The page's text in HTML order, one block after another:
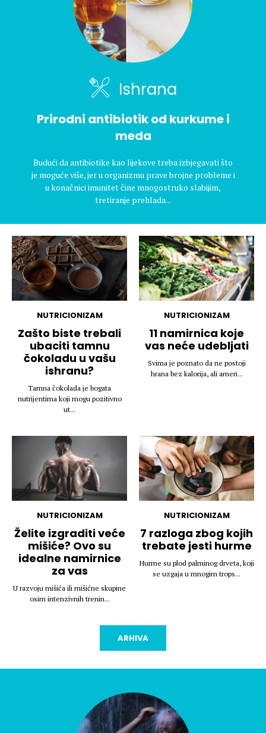
Ishrana
Prirodni antibiotik od kurkume i
meda
Budući da antibiotike kao lijekove treba izbjegavati što
je moguće više, jer u organizmu prave brojne probleme i
u konačnici imunitet čine mnogostruko slabijim,
tretiranje prehlada...
NUTRICIONIZAM
Zašto biste trebali
ubaciti tamnu
čokoladu u vašu
ishranu?
Tamna čokolada je bogata
nutrijentima koji mogu pozitivno
ut...
NUTRICIONIZAM
11 namirnica koje
vas neće udebljati
Svima je poznato da ne postoji
hrana bez kalorija, ali ameri...
NUTRICIONIZAM
Želite izgraditi veće
mišiće? Ovo su
idealne namirnice
za vas
U razvoju mišića ili mišićne skupine
osim intenzivnih trenin...
NUTRICIONIZAM
7 razloga zbog kojih
trebate jesti hurme
Hurme su plod palminog drveta, koji
se uzgaja u mnogim trops...
ARHIVA